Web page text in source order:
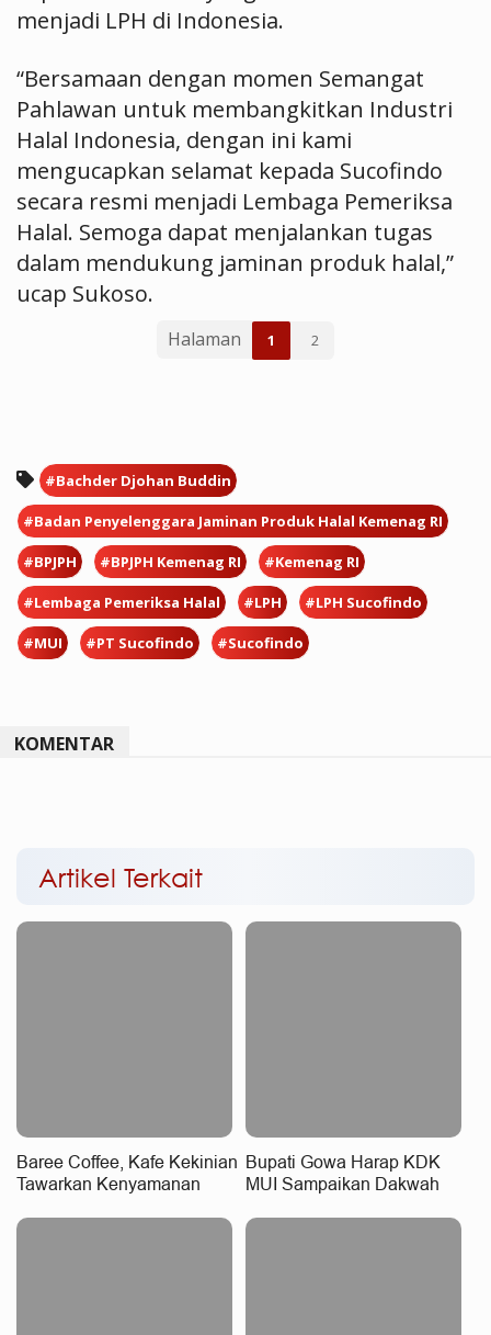
menjadi LPH di Indonesia.
“Bersamaan dengan momen Semangat
Pahlawan untuk membangkitkan Industri
Halal Indonesia, dengan ini kami
mengucapkan selamat kepada Sucofindo
secara resmi menjadi Lembaga Pemeriksa
Halal. Semoga dapat menjalankan tugas
dalam mendukung jaminan produk halal,”
ucap Sukoso.
Halaman 1 2
#Bachder Djohan Buddin
#Badan Penyelenggara Jaminan Produk Halal Kemenag RI
#BPJPH #BPJPH Kemenag RI #Kemenag RI
#Lembaga Pemeriksa Halal #LPH #LPH Sucofindo
#MUI #PT Sucofindo #Sucofindo
KOMENTAR
Artikel Terkait
Baree Coffee, Kafe Kekinian
Tawarkan Kenyamanan
Makassar
Bupati Gowa Harap KDK
MUI Sampaikan Dakwah